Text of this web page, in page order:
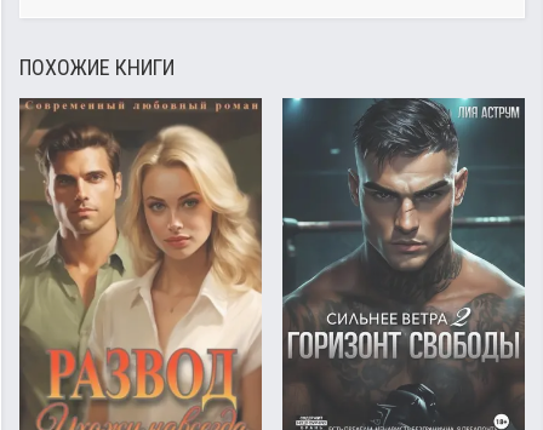
ПОХОЖИЕ КНИГИ